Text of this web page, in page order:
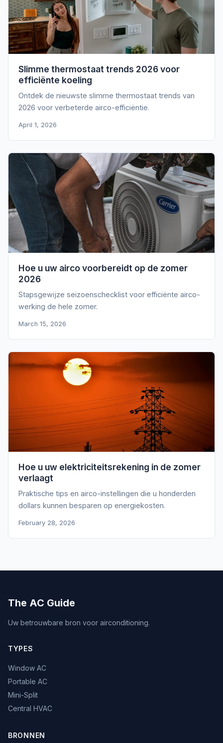
Slimme thermostaat trends 2026 voor
efficiënte koeling
Ontdek de nieuwste slimme thermostaat trends van
2026 voor verbeterde airco-efficiëntie.
April 1, 2026
Hoe u uw airco voorbereidt op de zomer
2026
Stapsgewijze seizoenschecklist voor efficiënte airco-
werking de hele zomer.
March 15, 2026
Hoe u uw elektriciteitsrekening in de zomer
verlaagt
Praktische tips en airco-instellingen die u honderden
dollars kunnen besparen op energiekosten.
February 28, 2026
The AC Guide
Uw betrouwbare bron voor airconditioning.
TYPES
Window AC
Portable AC
Mini-Split
Central HVAC
BRONNEN